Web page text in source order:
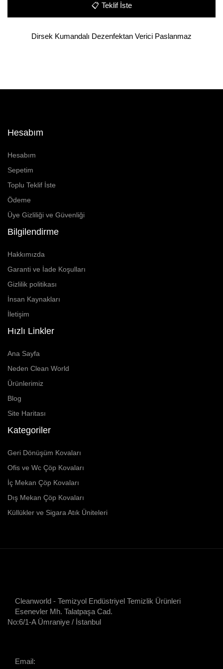
📋 Teklif İste
Dirsek Kumandalı Dezenfektan Verici Paslanmaz
Hesabım
Hesabım
Sepetim
Toplu Teklif İste
Ödeme
Üye Gizliliği ve Güvenliği
Bilgilendirme
Hakkımızda
Garanti ve İade Koşulları
Gizlilik politikası
İnsan Kaynakları
İletişim
Hızlı Linkler
Ana Sayfa
Neden Clean World
Ürünlerimiz
Blog
Site Haritası
Kategoriler
Geri Dönüşüm Kovaları
Ofis ve Wc Çöp Kovaları
İç Mekan Çöp Kovaları
Dış Mekan Çöp Kovaları
Küllükler ve Sigara Atık Üniteleri
Cleanworld - Temizyol Endüstriyel Temizlik Ürünleri
Esenevler Mh. Talatpaşa Cad.
No:6/1-A Ümraniye / İstanbul
Email: